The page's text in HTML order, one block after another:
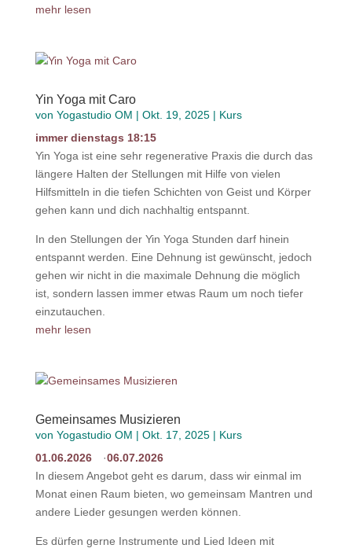
mehr lesen
Yin Yoga mit Caro
von Yogastudio OM | Okt. 19, 2025| Kurs
immer dienstags 18:15
Yin Yoga ist eine sehr regenerative Praxis die durch das
längere Halten der Stellungen mit Hilfe von vielen
Hilfsmitteln in die tiefen Schichten von Geist und Körper
gehen kann und dich nachhaltig entspannt.
In den Stellungen der Yin Yoga Stunden darf hinein
entspannt werden. Eine Dehnung ist gewünscht, jedoch
gehen wir nicht in die maximale Dehnung die möglich
ist, sondern lassen immer etwas Raum um noch tiefer
einzutauchen.
mehr lesen
Gemeinsames Musizieren
von Yogastudio OM | Okt. 17, 2025| Kurs
01.06.2026
06.07.2026
In diesem Angebot geht es darum, dass wir einmal im
Monat einen Raum bieten, wo gemeinsam Mantren und
andere Lieder gesungen werden können.
Es dürfen gerne Instrumente und Lied Ideen mit